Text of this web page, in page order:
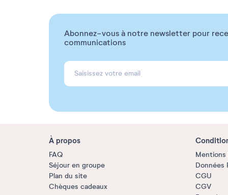
Abonnez-vous à notre newsletter pour
communications
À propos
FAQ
Séjour en groupe
Plan du site
Chèques cadeaux
Mentions
Données
CGU
CGV